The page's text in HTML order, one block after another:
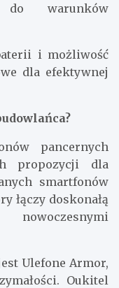
do warunków
i możliwość
dla efektywnej
pancernych
propozycji dla
smartfonów
łączy doskonałą
Ulefone Armor,
Oukitel